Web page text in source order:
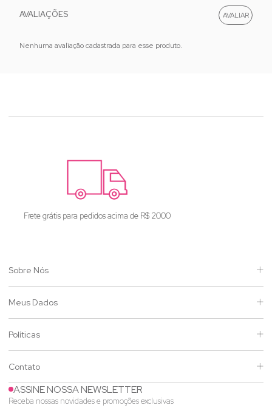
AVALIAÇÕES
Nenhuma avaliação cadastrada para esse produto.
Enviamos para todo o Brasil
Sobre Nós
Meus Dados
Políticas
Contato
ASSINE NOSSA NEWSLETTER
Receba nossas novidades e promoções exclusivas